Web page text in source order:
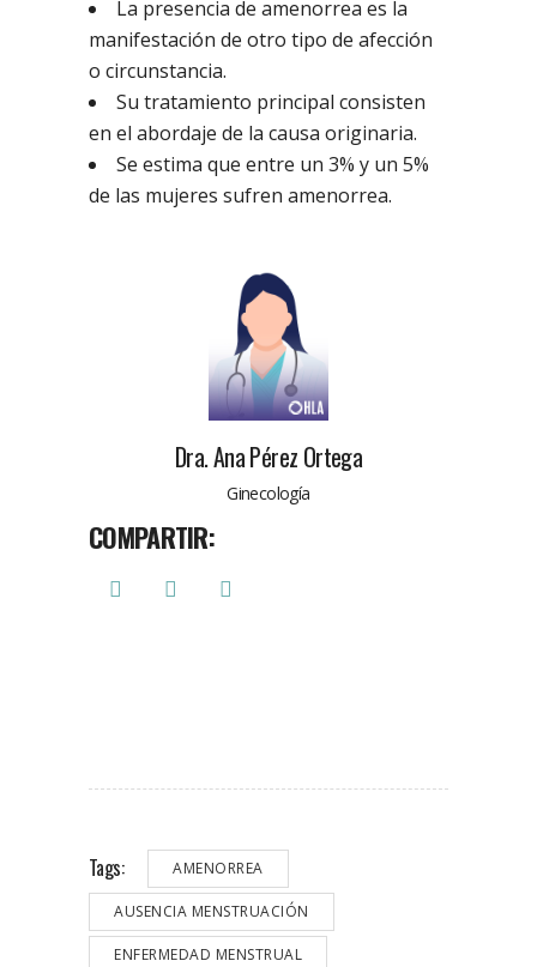
La presencia de amenorrea es la
manifestación de otro tipo de afección
o circunstancia.
Su tratamiento principal consisten
en el abordaje de la causa originaria.
Se estima que entre un 3% y un 5%
de las mujeres sufren amenorrea.
Dra. Ana Pérez Ortega
Ginecología
COMPARTIR:
Tags: AMENORREA
AUSENCIA MENSTRUACIÓN
ENFERMEDAD MENSTRUAL